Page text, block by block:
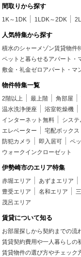
間取りから探す
1K～1DK 1LDK～2DK
人気特集から探す
積水のシャーメゾン賃貸物件
ペットと暮らせるアパート・
敷金・礼金ゼロアパート・マ
物件特集一覧
2階以上 最上階 角部屋
温水洗浄便座
浴室乾燥機
インターネット無料
システ
エレベーター
宅配ボックス
防犯カメラ
即入居可 ペ
ウォークインクローゼット
伊勢崎市のエリア特集
赤堀エリア あずまエリア
豊受エリア
名和エリア
茂呂エリア
賃貸について知る
お部屋探しから契約までの流
賃貸契約費用や一人暮らしの
賃貸物件の選び方やチェック